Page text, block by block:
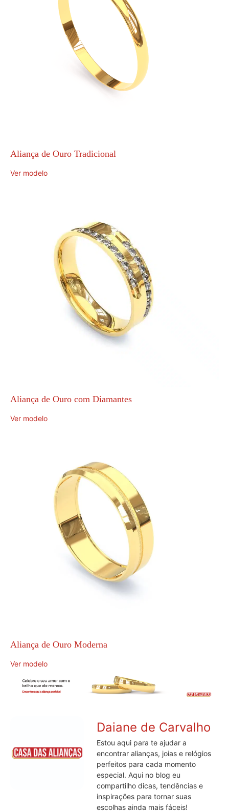
Aliança de Ouro Tradicional
Ver modelo
Aliança de Ouro com Diamantes
Ver modelo
Aliança de Ouro Moderna
Ver modelo
Daiane de Carvalho
Estou aqui para te ajudar a
encontrar alianças, joias e relógios
perfeitos para cada momento
especial. Aqui no blog eu
compartilho dicas, tendências e
inspirações para tornar suas
escolhas ainda mais fáceis!